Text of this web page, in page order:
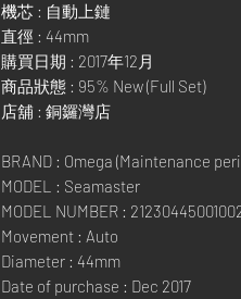
機芯 : 自動上鏈
直徑 : 44mm
購買日期 : 2017年12月
商品狀態 : 95% New (Full Set)
店舖 : 銅鑼灣店
BRAND : Omega (Maintenance
MODEL : Seamaster
MODEL NUMBER :
Movement : Auto
Diameter : 44mm
Date of purchase : Dec 2017